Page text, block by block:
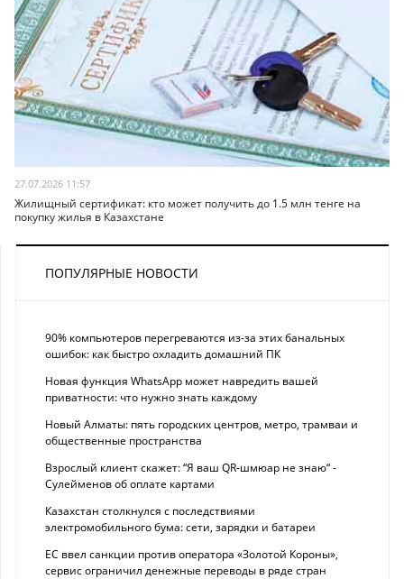
27.07.2026 11:57
Жилищный сертификат: кто может получить до 1.5 млн тенге на
покупку жилья в Казахстане
ПОПУЛЯРНЫЕ НОВОСТИ
90% компьютеров перегреваются из-за этих банальных
ошибок: как быстро охладить домашний ПК
Новая функция WhatsApp может навредить вашей
приватности: что нужно знать каждому
Новый Алматы: пять городских центров, метро, трамваи и
общественные пространства
Взрослый клиент скажет: “Я ваш QR-шмюар не знаю“ -
Сулейменов об оплате картами
Казахстан столкнулся с последствиями
электромобильного бума: сети, зарядки и батареи
ЕС ввел санкции против оператора «Золотой Короны»,
сервис ограничил денежные переводы в ряде стран